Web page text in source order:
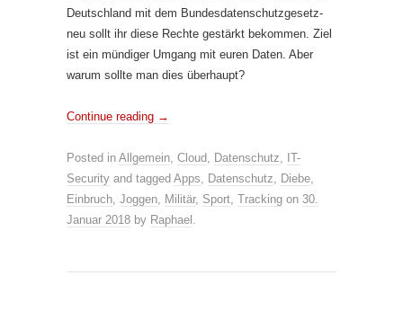
Deutschland mit dem Bundesdatenschutzgesetz-
neu sollt ihr diese Rechte gestärkt bekommen. Ziel
ist ein mündiger Umgang mit euren Daten. Aber
warum sollte man dies überhaupt?
Continue reading →
Posted in Allgemein, Cloud, Datenschutz, IT-
Security and tagged Apps, Datenschutz, Diebe,
Einbruch, Joggen, Militär, Sport, Tracking on 30.
Januar 2018 by Raphael .